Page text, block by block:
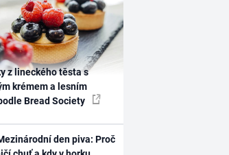
z lineckého těsta s
krémem a lesním
Bread Society
den piva: Proč